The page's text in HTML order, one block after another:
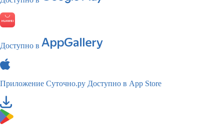
Доступно в
Приложение Суточно.ру Доступно в App Store